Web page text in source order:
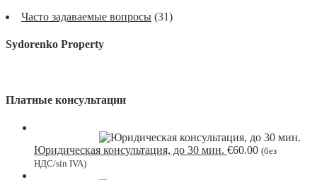
Часто задаваемые вопросы (31)
Sydorenko Property
Платные консультации
Юридическая консультация, до 30 мин. €60.00 (без
НДС/sin IVA)